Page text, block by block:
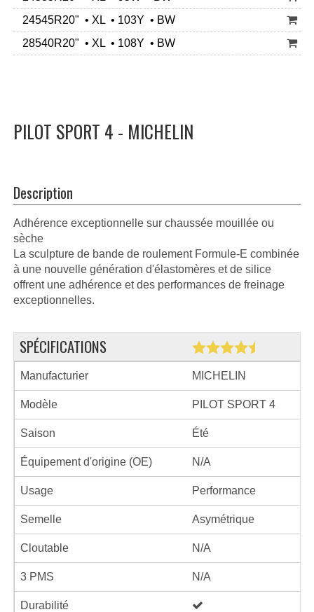
24545R20" • XL • 103Y • BW
28540R20" • XL • 108Y • BW
PILOT SPORT 4 - MICHELIN
Description
Adhérence exceptionnelle sur chaussée mouillée ou
sèche
La sculpture de bande de roulement Formule-E combinée
à une nouvelle génération d'élastomères et de silice
offrent une adhérence et des performances de freinage
exceptionnelles.
SPÉCIFICATIONS
Manufacturier MICHELIN
Modèle PILOT SPORT 4
Saison Été
Équipement d'origine (OE) N/A
Usage Performance
Semelle Asymétrique
Cloutable N/A
3 PMS N/A
Durabilité